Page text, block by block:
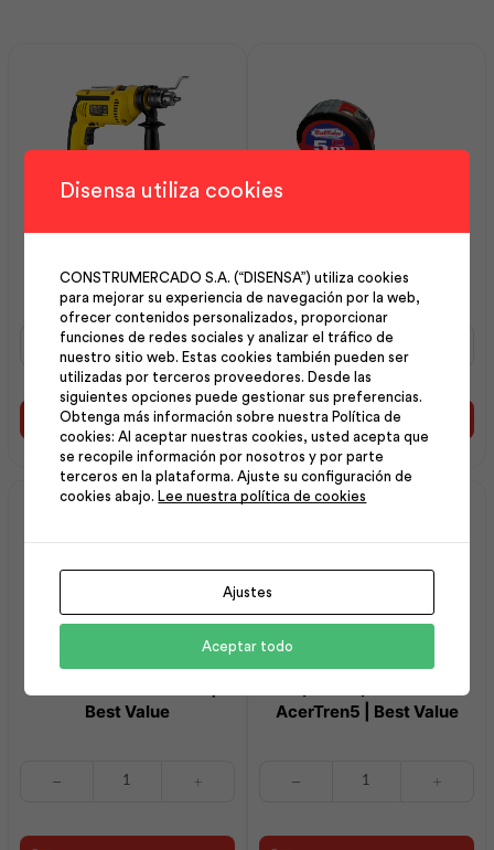
700w | Stanley
Taladro
Percutor
|
Stanley
cantidad
Añadir al carrito
5m 3 4tos 1 | Best Value
Flexómetro
Ergonómico
5m
3
4tos
1
|
Best
Value
Añadir al carrito
Best Value
AcerTren5 | Best Value
AcerTren5
Disensa utiliza cookies
CONSTRUMERCADO S.A. (“DISENSA”) utiliza cookies
para mejorar su experiencia de navegación por la web,
ofrecer contenidos personalizados, proporcionar
funciones de redes sociales y analizar el tráfico de
nuestro sitio web. Estas cookies también pueden ser
utilizadas por terceros proveedores. Desde las
siguientes opciones puede gestionar sus preferencias.
Obtenga más información sobre nuestra Política de
cookies: Al aceptar nuestras cookies, usted acepta que
se recopile información por nosotros y por parte
terceros en la plataforma. Ajuste su configuración de
cookies abajo.
Lee nuestra política de cookies
Ajustes
Aceptar todo